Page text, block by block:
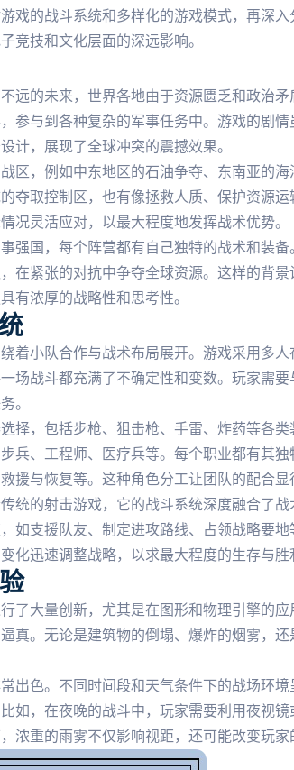
戏的战斗系统和多样化的游戏模式，再深
竞技和文化层面的深远影响。
远的未来，世界各地由于资源匮乏和政治
参与到各种复杂的军事任务中。游戏的剧
计，展现了全球冲突的震撼效果。
区，例如中东地区的石油争夺、东南亚的
夺取控制区，也有像拯救人质、保护资源
况灵活应对，以最大程度地发挥战术优势。
强国，每个阵营都有自己独特的战术和装
在紧张的对抗中争夺全球资源。这样的背景
有浓厚的战略性和思考性。
着小队合作与战术布局展开。游戏采用多
场战斗都充满了不确定性和变数。玩家需要
。
择，包括步枪、狙击枪、手雷、炸药等各
兵、工程师、医疗兵等。每个职业都有其
援与恢复等。这种角色分工让团队的配合显
统的射击游戏，它的战斗系统深度融合了
如支援队友、制定进攻路线、占领战略要
化迅速调整战略，以求最大程度的生存与胜
了大量创新，尤其是在图形和物理引擎的
真。无论是建筑物的倒塌、爆炸的烟雾，
出色。不同时间段和天气条件下的战场环
如，在夜晚的战斗中，玩家需要利用夜视
浓重的雨雾不仅影响视距，还可能改变玩家